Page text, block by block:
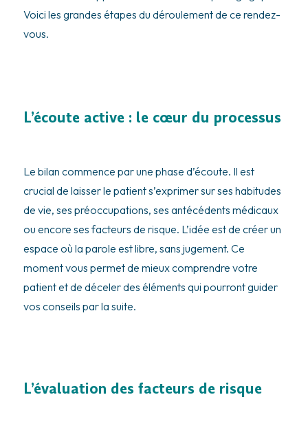
Voici les grandes étapes du déroulement de ce rendez-
vous.
L’écoute active : le cœur du processus
Le bilan commence par une phase d’écoute. Il est
crucial de laisser le patient s’exprimer sur ses habitudes
de vie, ses préoccupations, ses antécédents médicaux
ou encore ses facteurs de risque. L’idée est de créer un
espace où la parole est libre, sans jugement. Ce
moment vous permet de mieux comprendre votre
patient et de déceler des éléments qui pourront guider
vos conseils par la suite.
L’évaluation des facteurs de risque